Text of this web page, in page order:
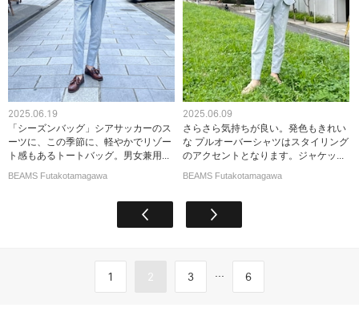
2025.06.19
「シーズンバッグ」シアサッカーのス
ーツに、この季節に、軽やかでリゾー
ト感もあるトートバッグ。男女兼用...
BEAMS Futakotamagawa
2025.06.09
さらさら気持ちが良い。発色もきれい
な プルオーバーシャツはスタイリング
のアクセントとなります。ジャケッ...
BEAMS Futakotamagawa
1 2 3 ... 6